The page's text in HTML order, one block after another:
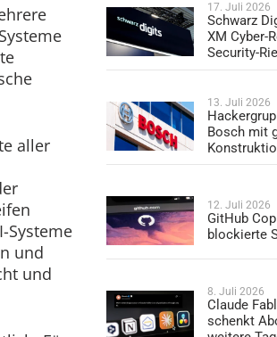
aller
Systeme
und
und
17. Juli 2026
Schwarz
XM Cyber-
Security-
13. Juli 2026
Bosch mit
12. Juli 2026
GitHub
blockierte
8. Juli 2026
Claude
schenkt